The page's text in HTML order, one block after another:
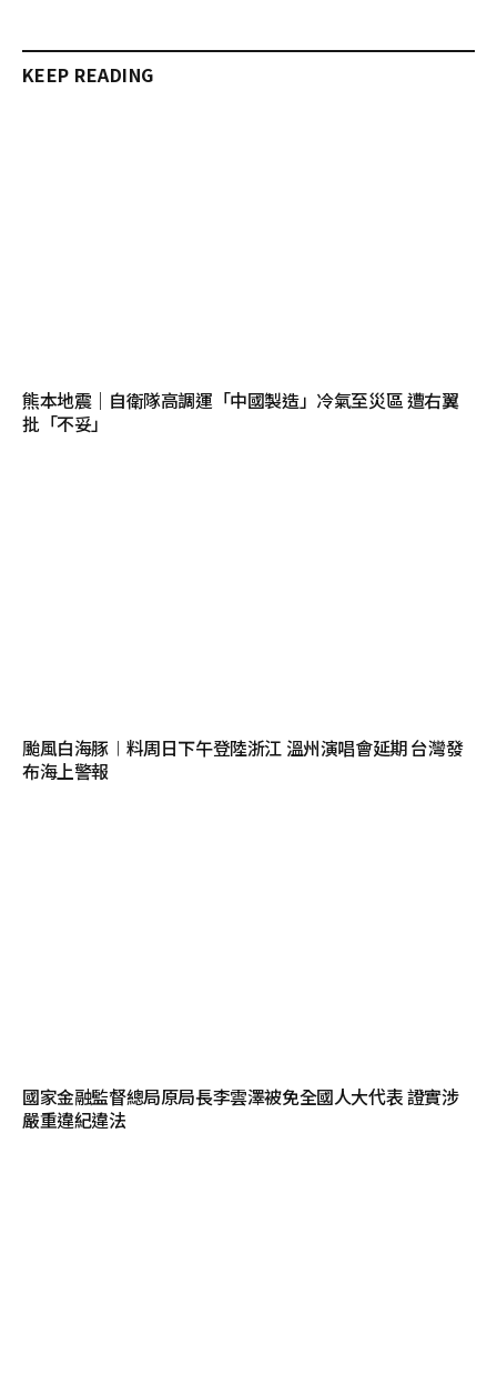
KEEP READING
熊本地震｜自衛隊高調運「中國製造」冷氣至災區 遭右翼
批「不妥」
颱風白海豚︱料周日下午登陸浙江 溫州演唱會延期 台灣發
布海上警報
國家金融監督總局原局長李雲澤被免全國人大代表 證實涉
嚴重違紀違法